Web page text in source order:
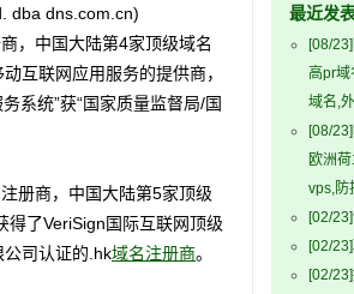
dba dns.com.cn)
，中国大陆第4家顶级域名
互联网应用服务的提供商，
系统”获“国家质量监督局/国
册商，中国大陆第5家顶级
了VeriSign国际互联网顶级
司认证的.hk域名注册商。
最近发
[08/23]
高pr
域名,
[08/23]
欧洲
vps,防
[02/23]
[02/23]
[02/23]